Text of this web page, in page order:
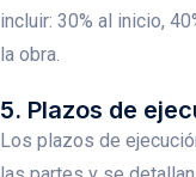
incluir: 30% al inicio,
la obra.
5. Plazos de
Los plazos de